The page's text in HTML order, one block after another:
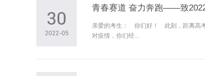
30
2022-05
青春赛道 奋力奔跑——致
亲爱的考生： 你们好！ 此刻，距离高考
对疫情，你们经...